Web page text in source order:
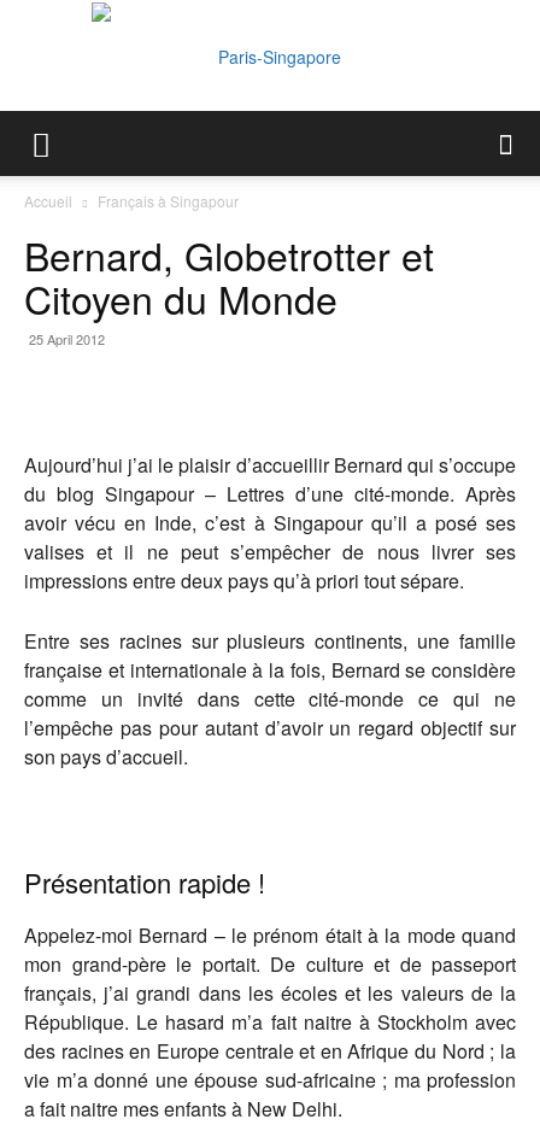
Singapore
Accueil Français à Singapour
Bernard, Globetrotter et
Citoyen du Monde
25 April 2012
Aujourd’hui j’ai le plaisir d’accueillir Bernard qui s’occupe
du blog Singapour – Lettres d’une cité-monde. Après
avoir vécu en Inde, c’est à Singapour qu’il a posé ses
valises et il ne peut s’empêcher de nous livrer ses
impressions entre deux pays qu’à priori tout sépare.
Entre ses racines sur plusieurs continents, une famille
française et internationale à la fois, Bernard se considère
comme un invité dans cette cité-monde ce qui ne
l’empêche pas pour autant d’avoir un regard objectif sur
son pays d’accueil.
Présentation rapide !
Appelez-moi Bernard – le prénom était à la mode quand
mon grand-père le portait. De culture et de passeport
français, j’ai grandi dans les écoles et les valeurs de la
République. Le hasard m’a fait naitre à Stockholm avec
des racines en Europe centrale et en Afrique du Nord ; la
vie m’a donné une épouse sud-africaine ; ma profession
a fait naitre mes enfants à New Delhi.